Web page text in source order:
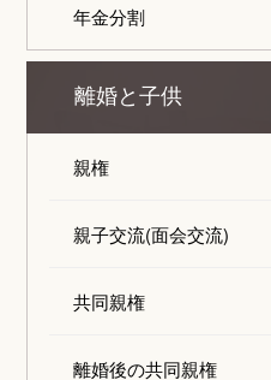
年金分割
離婚と子供
親権
親子交流(面会交流)
共同親権
離婚後の共同親権